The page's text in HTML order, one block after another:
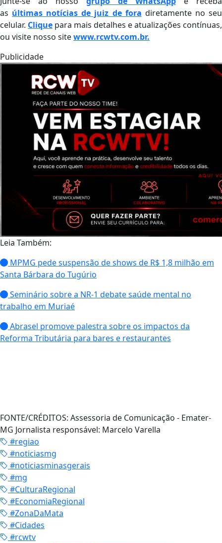
as últimas notícias de juiz de fora diretamente no seu
celular. Clique para mais detalhes e atualizações contínuas,
ou visite nosso sitewww.rcwtv.com.br.
Publicidade
Leia Também:
MPMG pede suspensão de shows de R$ 1,8 milhão em
Santa Bárbara do Tugúrio
Seminário sobre a NR-1 debate saúde mental no
trabalho em Muriaé
Abrasel promove palestra sobre os impactos da
Reforma Tributária para bares e restaurantes
FONTE/CRÉDITOS: Assessoria de Comunicação - Emater-
MG Jornalista responsável: Marcelo Varella
#regiao
#noticiasmg
#noticiasminasgerais
#mg
#CulturaRegional
#EconomiaRegional
#ZonaDaMata
#Cidades
#rcwtv